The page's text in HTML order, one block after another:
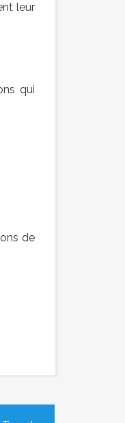
leur
qui
de